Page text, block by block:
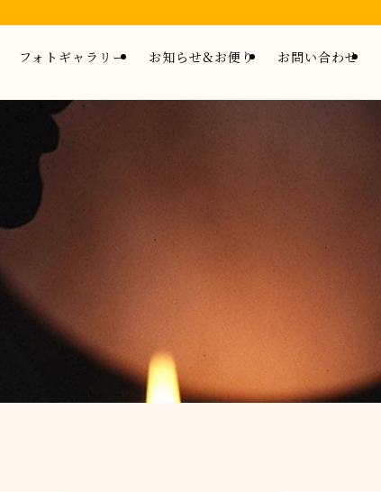
フォトギャラリー お知らせ&お便り お問い合わせ